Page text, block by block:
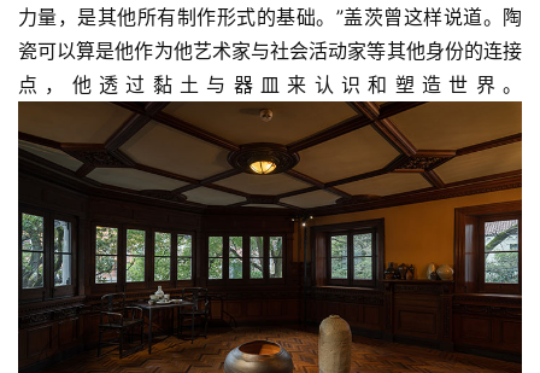
力量，是其他所有制作形式的基础。”盖茨曾这样说道。陶
瓷可以算是他作为他艺术家与社会活动家等其他身份的连接
点，他透过黏土与器皿来认识和塑造世界。